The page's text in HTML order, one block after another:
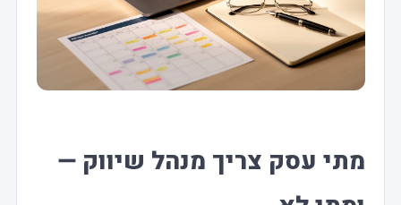
מתי עסק צריך מנהל שיווק —